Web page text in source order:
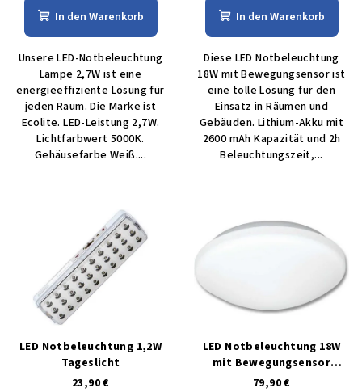
In den Warenkorb
Unsere LED-Notbeleuchtung
Lampe 2,7W ist eine
energieeffiziente Lösung für
jeden Raum. Die Marke ist
Ecolite. LED-Leistung 2,7W.
Lichtfarbwert 5000K.
Gehäusefarbe Weiß....
In den Warenkorb
Diese LED Notbeleuchtung
18W mit Bewegungsensor ist
eine tolle Lösung für den
Einsatz in Räumen und
Gebäuden. Lithium-Akku mit
2600 mAh Kapazität und 2h
Beleuchtungszeit,...
LED Notbeleuchtung 1,2W
Tageslicht
23,90 €
LED Notbeleuchtung 18W
mit Bewegungsensor
weisse IP44
79,90 €